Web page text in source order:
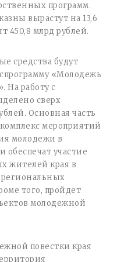
программ.
вырастут на 13,6
450,8 млрд рублей.
средства будут
«Молодежь
На работу с
сверх
Основная часть
мероприятий
молодежи в
обеспечат участие
жителей края в
того, пройдет
молодежной
повестки края